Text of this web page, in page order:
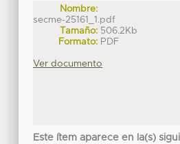
Nombre:
secme-25161_1.pdf
Tamaño: 506.2Kb
Formato: PDF
Ver documento
Este ítem aparece en la(s)